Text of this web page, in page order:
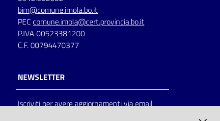
bim@comune.imola.bo.it
PEC comune.imola@cert.provincia.bo.it
P.IVA 00523381200
C.F. 00794470377
NEWSLETTER
Iscriviti per avere aggiornamenti via email